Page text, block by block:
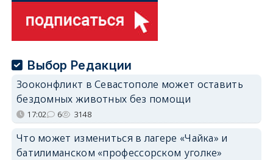
Выбор Редакции
Зооконфликт в Севастополе может оставить
бездомных животных без помощи
17:02 6 3148
Что может измениться в лагере «Чайка» и
батилиманском «профессорском уголке»